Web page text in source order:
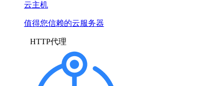
云主机
值得您信赖的云服务器
HTTP代理